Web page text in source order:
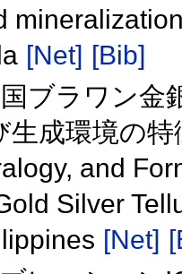
[Net] [Bib]
ブラワン金
生成環境の
and
Silver
[Net]